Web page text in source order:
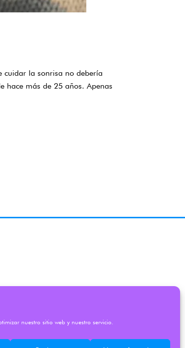
nuestro sitio web y nuestro servicio.
cuidar la sonrisa no debería
hace más de 25 años. Apenas